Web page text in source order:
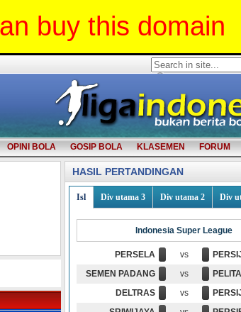
buy this domain
OPINI BOLA GOSIP BOLA KLASEMEN FORUM
HASIL PERTANDINGAN
Isl Div utama 3 Div utama 2 Div
Indonesia Super League
PERSELA vs
SEMEN PADANG
vs
DELTRAS
vs